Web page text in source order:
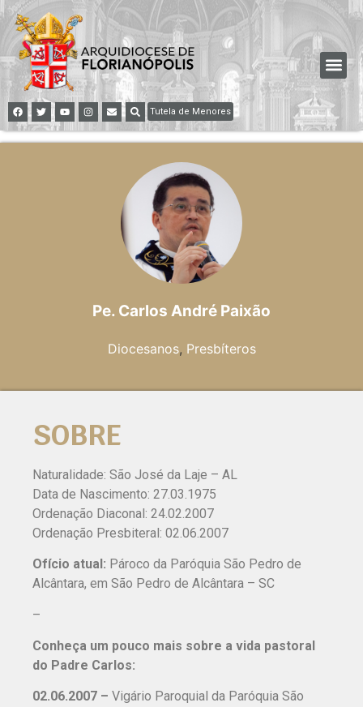
Tutela de Menores
Pe. Carlos André Paixão
Diocesanos, Presbíteros
SOBRE
Naturalidade: São José da Laje – AL
Data de Nascimento: 27.03.1975
Ordenação Diaconal: 24.02.2007
Ordenação Presbiteral: 02.06.2007
Ofício atual: Pároco da Paróquia São Pedro de
Alcântara, em São Pedro de Alcântara – SC
–
Conheça um pouco mais sobre a vida pastoral
do Padre Carlos:
02.06.2007 – Vigário Paroquial da Paróquia São